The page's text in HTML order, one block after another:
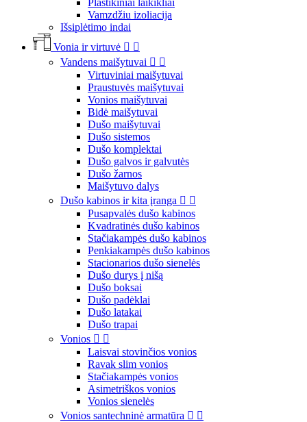
Plastikiniai laikikliai
Vamzdžiu izoliacija
Išsiplėtimo indai
Vonia ir virtuvė  
Vandens maišytuvai  
Virtuviniai maišytuvai
Praustuvės maišytuvai
Vonios maišytuvai
Bidė maišytuvai
Dušo maišytuvai
Dušo sistemos
Dušo komplektai
Dušo galvos ir galvutės
Dušo žarnos
Maišytuvo dalys
Dušo kabinos ir kita įranga  
Pusapvalės dušo kabinos
Kvadratinės dušo kabinos
Stačiakampės dušo kabinos
Penkiakampės dušo kabinos
Stacionarios dušo sienelės
Dušo durys į nišą
Dušo boksai
Dušo padėklai
Dušo latakai
Dušo trapai
Vonios  
Laisvai stovinčios vonios
Ravak slim vonios
Stačiakampės vonios
Asimetriškos vonios
Vonios sienelės
Vonios santechninė armatūra  